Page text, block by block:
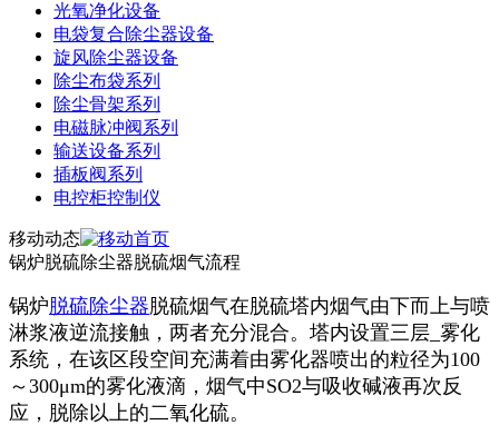
光氧净化设备
电袋复合除尘器设备
旋风除尘器设备
除尘布袋系列
除尘骨架系列
电磁脉冲阀系列
输送设备系列
插板阀系列
电控柜控制仪
移动动态
锅炉脱硫除尘器脱硫烟气流程
锅炉脱硫除尘器脱硫烟气在脱硫塔内烟气由下而上与喷
淋浆液逆流接触，两者充分混合。塔内设置三层_雾化
系统，在该区段空间充满着由雾化器喷出的粒径为100
～300μm的雾化液滴，烟气中SO2与吸收碱液再次反
应，脱除以上的二氧化硫。